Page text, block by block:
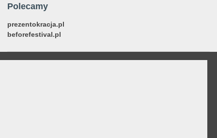
Polecamy
prezentokracja.pl
beforefestival.pl